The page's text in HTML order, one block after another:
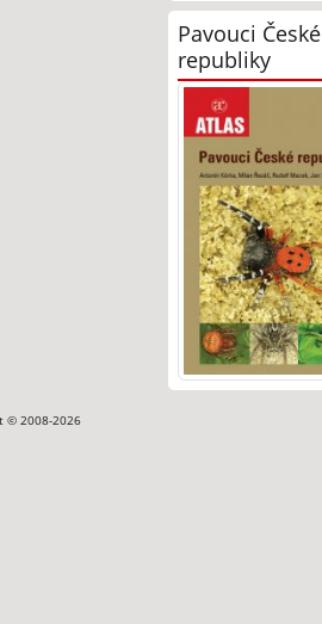
Pavouci České
republiky
© 2008-2026